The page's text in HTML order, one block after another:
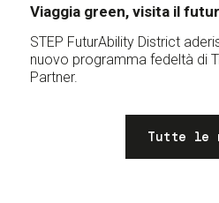
Viaggia green, visita il
STEP FuturAbility District
nuovo programma fedeltà di
Partner.
Tutte le